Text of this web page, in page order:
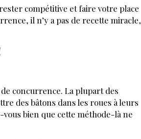
compétitive et faire votre place
il n’y a pas de recette miracle,
concurrence. La plupart des
des bâtons dans les roues à leurs
bien que cette méthode-là ne